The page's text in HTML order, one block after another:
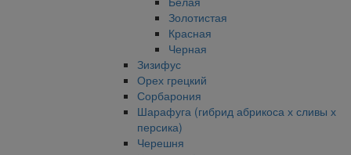
Золотистая
Красная
Черная
Зизифус
Орех грецкий
Сорбарония
Шарафуга (гибрид абрикоса х сливы х
персика)
Черешня